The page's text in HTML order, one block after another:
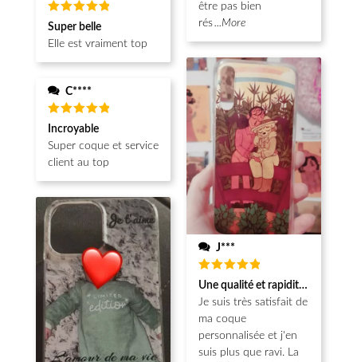
Note 5
sur 5
Super belle
Elle est vraiment top
C****
Note5
sur 5
Incroyable
Super coque et service
client au top
être pas bien
rés...More
J***
Note5
sur 5
Une qualité et rapidité au top!
Je suis très satisfait de
ma coque
personnalisée et j'en
suis plus que ravi. La